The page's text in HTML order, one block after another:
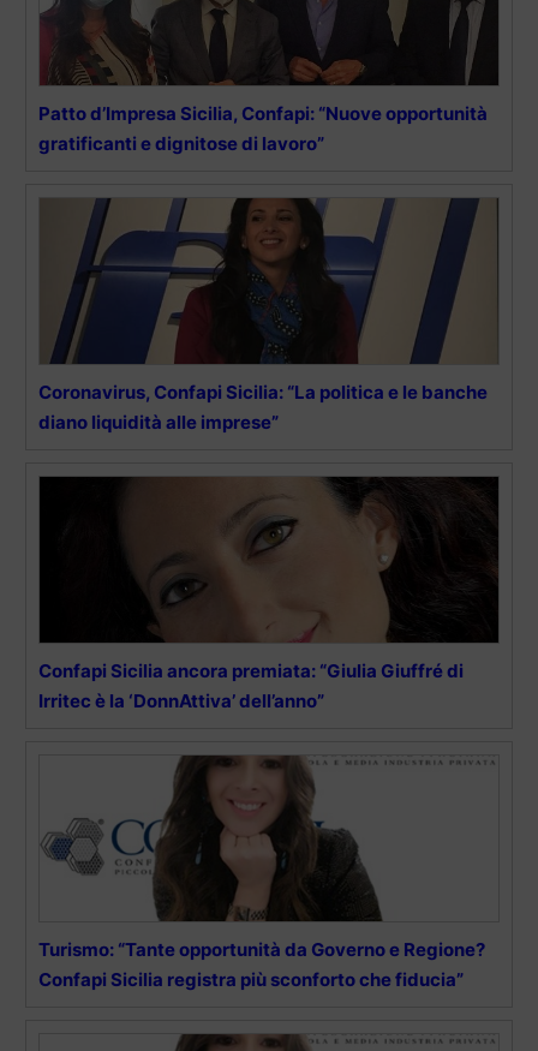
Patto d’Impresa Sicilia, Confapi: “Nuove opportunità
gratificanti e dignitose di lavoro”
Coronavirus, Confapi Sicilia: “La politica e le banche
diano liquidità alle imprese”
Confapi Sicilia ancora premiata: “Giulia Giuffré di
Irritec è la ‘DonnAttiva’ dell’anno”
Turismo: “Tante opportunità da Governo e Regione?
Confapi Sicilia registra più sconforto che fiducia”